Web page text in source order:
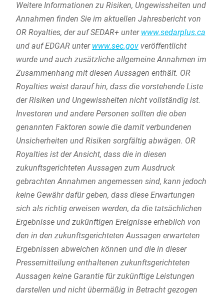
Weitere Informationen zu Risiken, Ungewissheiten und
Annahmen finden Sie im aktuellen Jahresbericht von
OR Royalties, der auf SEDAR+ unter www.sedarplus.ca
und auf EDGAR unter www.sec.govveröffentlicht
wurde und auch zusätzliche allgemeine Annahmen im
Zusammenhang mit diesen Aussagen enthält. OR
Royalties weist darauf hin, dass die vorstehende Liste
der Risiken und Ungewissheiten nicht vollständig ist.
Investoren und andere Personen sollten die oben
genannten Faktoren sowie die damit verbundenen
Unsicherheiten und Risiken sorgfältig abwägen. OR
Royalties ist der Ansicht, dass die in diesen
zukunftsgerichteten Aussagen zum Ausdruck
gebrachten Annahmen angemessen sind, kann jedoch
keine Gewähr dafür geben, dass diese Erwartungen
sich als richtig erweisen werden, da die tatsächlichen
Ergebnisse und zukünftigen Ereignisse erheblich von
den in den zukunftsgerichteten Aussagen erwarteten
Ergebnissen abweichen können und die in dieser
Pressemitteilung enthaltenen zukunftsgerichteten
Aussagen keine Garantie für zukünftige Leistungen
darstellen und nicht übermäßig in Betracht gezogen